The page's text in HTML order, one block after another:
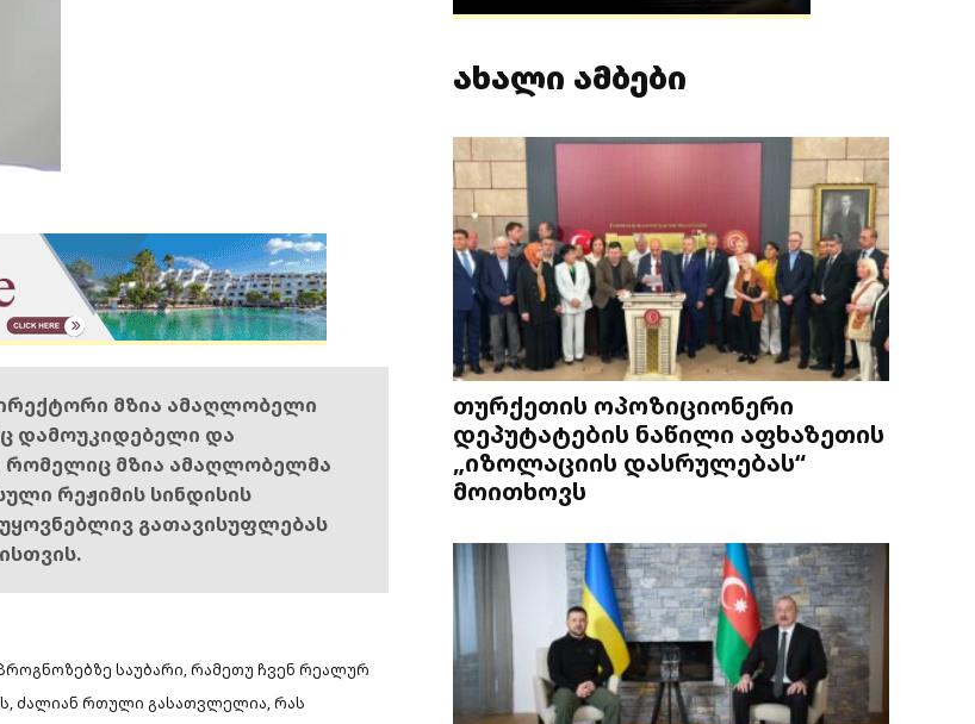
მზია ამაღლობელი
დამოუკიდებელი და
რომელიც მზია ამაღლობელმა
რეჟიმის სინდისის
გათავისუფლებას
საუბარი, რამეთუ ჩვენ რეალურ
ძალიან რთული გასათვლელია, რას
ახალი ამბები
თურქეთის ოპოზიციონერი
დეპუტატების ნაწილი აფხაზეთის
„იზოლაციის დასრულებას“
მოითხოვს